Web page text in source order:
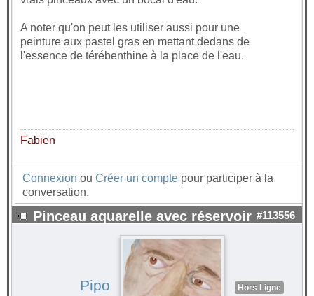
A noter qu'on peut les utiliser aussi pour une
peinture aux pastel gras en mettant dedans de
l'essence de térébenthine à la place de l'eau.
Fabien
Connexion ou Créer un compte pour participer à la
conversation.
Pinceau aquarelle avec réservoir #113556
Pipo Hors Ligne